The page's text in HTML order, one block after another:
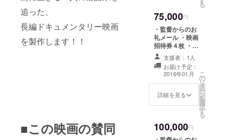
追った、
長編ドキュメンタリー映画
を製作します！！
■この映画の賛同
部 ・映画のポス
ター１枚 ・映画
本編のDVD-R１
枚(全劇場公開終
了後に進呈) ・
(あなたのお名前
入り)桂 福団治師
匠のサイン色紙
１枚
る
75,000円
・監督からのお
礼メール ・映画
招待券４枚 ・映
画企画書１部 ・
映画本編より厳
選したスチール
写真3枚(データ)
・映画の公式サ
イト、パンフ
部 ・映画のポス
ター１枚 ・映画
支援者：1人
お届け予定：
2016年01月
詳細を見る
こ
の
リ
タ
ー
ン
を
選
択
す
る
100,000円